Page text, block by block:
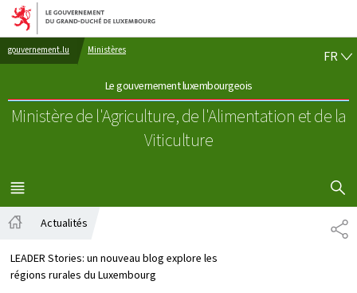
Aller au menu principal
Aller au contenu
gouvernement.lu Ministères
Le gouvernement luxembourgeois
Ministère de l'Agriculture, de l'Alimentation et de la
Viticulture
FR
MENU
PRINCIPAL
Actualités
LEADER Stories: un nouveau blog explore les
régions rurales du Luxembourg